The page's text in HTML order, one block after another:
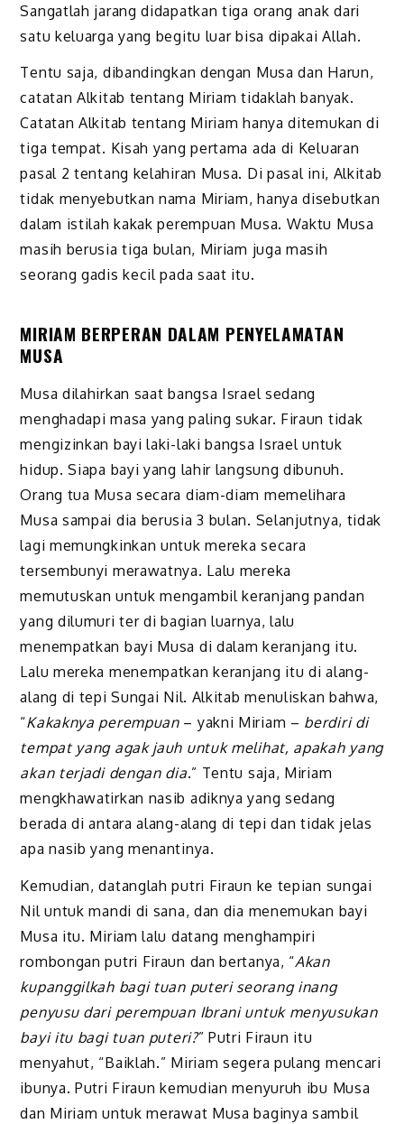
Sangatlah jarang didapatkan tiga orang anak dari
satu keluarga yang begitu luar bisa dipakai Allah.
Tentu saja, dibandingkan dengan Musa dan Harun,
catatan Alkitab tentang Miriam tidaklah banyak.
Catatan Alkitab tentang Miriam hanya ditemukan di
tiga tempat. Kisah yang pertama ada di Keluaran
pasal 2 tentang kelahiran Musa. Di pasal ini, Alkitab
tidak menyebutkan nama Miriam, hanya disebutkan
dalam istilah kakak perempuan Musa. Waktu Musa
masih berusia tiga bulan, Miriam juga masih
seorang gadis kecil pada saat itu.
MIRIAM BERPERAN DALAM PENYELAMATAN
MUSA
Musa dilahirkan saat bangsa Israel sedang
menghadapi masa yang paling sukar. Firaun tidak
mengizinkan bayi laki-laki bangsa Israel untuk
hidup. Siapa bayi yang lahir langsung dibunuh.
Orang tua Musa secara diam-diam memelihara
Musa sampai dia berusia 3 bulan. Selanjutnya, tidak
lagi memungkinkan untuk mereka secara
tersembunyi merawatnya. Lalu mereka
memutuskan untuk mengambil keranjang pandan
yang dilumuri ter di bagian luarnya, lalu
menempatkan bayi Musa di dalam keranjang itu.
Lalu mereka menempatkan keranjang itu di alang-
alang di tepi Sungai Nil. Alkitab menuliskan bahwa,
“Kakaknya perempuan – yakni Miriam – berdiri di
tempat yang agak jauh untuk melihat, apakah yang
akan terjadi dengan dia.” Tentu saja, Miriam
mengkhawatirkan nasib adiknya yang sedang
berada di antara alang-alang di tepi dan tidak jelas
apa nasib yang menantinya.
Kemudian, datanglah putri Firaun ke tepian sungai
Nil untuk mandi di sana, dan dia menemukan bayi
Musa itu. Miriam lalu datang menghampiri
rombongan putri Firaun dan bertanya, “Akan
kupanggilkah bagi tuan puteri seorang inang
penyusu dari perempuan Ibrani untuk menyusukan
bayi itu bagi tuan puteri?” Putri Firaun itu
menyahut, “Baiklah.” Miriam segera pulang mencari
ibunya. Putri Firaun kemudian menyuruh ibu Musa
dan Miriam untuk merawat Musa baginya sambil